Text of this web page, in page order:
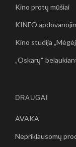
Kino protų mūšiai
KINFO
Kino studija
„Oskarų“
DRAUGAI
AVAKA
Nepriklausomų